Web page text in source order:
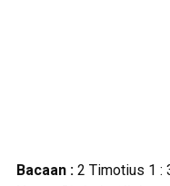
Bacaan : 2 Timotius 1 :